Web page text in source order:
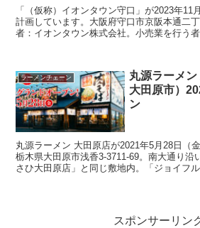
「（仮称）イオンタウン守口」が2023年11
計画しています。大阪府守口市京阪本通二
者：イオンタウン株式会社。小売業を行う
画では、店舗面積：5,130平方メートル、
ラーメンチェーン
丸源ラーメ
大田原市）
ン
丸源ラーメン 大田原店が2021年5月28日（
栃木県大田原市浅香3-3711-69。南大通り沿
さひ大田原店」と同じ敷地内。「ジョイフ
油ラーメン肉そば、鉄板玉子チャーハン、
スポンサーリン